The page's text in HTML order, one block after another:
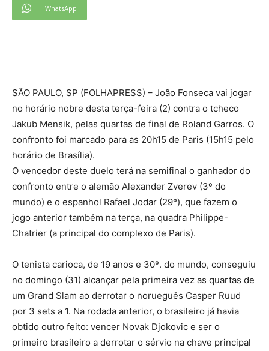
WhatsApp
SÃO PAULO, SP (FOLHAPRESS) – João Fonseca vai jogar
no horário nobre desta terça-feira (2) contra o tcheco
Jakub Mensik, pelas quartas de final de Roland Garros. O
confronto foi marcado para as 20h15 de Paris (15h15 pelo
horário de Brasília).
O vencedor deste duelo terá na semifinal o ganhador do
confronto entre o alemão Alexander Zverev (3º do
mundo) e o espanhol Rafael Jodar (29º), que fazem o
jogo anterior também na terça, na quadra Philippe-
Chatrier (a principal do complexo de Paris).
O tenista carioca, de 19 anos e 30º. do mundo, conseguiu
no domingo (31) alcançar pela primeira vez as quartas de
um Grand Slam ao derrotar o norueguês Casper Ruud
por 3 sets a 1. Na rodada anterior, o brasileiro já havia
obtido outro feito: vencer Novak Djokovic e ser o
primeiro brasileiro a derrotar o sérvio na chave principal